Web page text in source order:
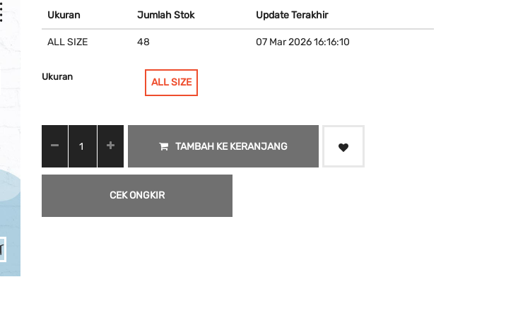
Ukuran Jumlah Stok Update Terakhir
ALL SIZE 48 07 Mar 2026 16:16:10
Ukuran ALL SIZE
TAMBAH KE KERANJANG
CEK ONGKIR